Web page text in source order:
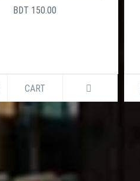
BDT 150.00
CART